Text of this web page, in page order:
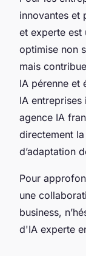
innovantes et
et experte est
optimise non
mais
IA pérenne et
IA entreprises
agence IA
directement
d’adaptation
Pour
une
business,
d'IA experte